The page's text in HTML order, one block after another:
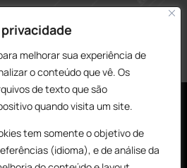
melhorar sua experiência de
o conteúdo que vê. Os
de texto que são
quando visita um site.
tem somente o objetivo de
(idioma), e de análise da